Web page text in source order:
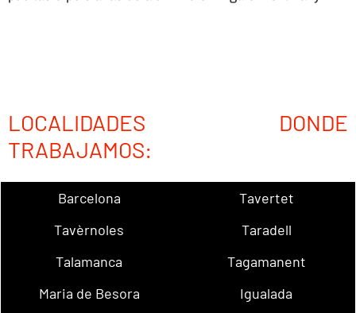
LOCALIDADES DONDE
TRABAJAMOS:
Barcelona
Tavertet
Tavèrnoles
Taradell
Talamanca
Tagamanent
Maria de Besora
Igualada